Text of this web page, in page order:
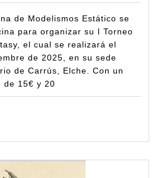
–
–
de Modelismos Estático se
para organizar su I Torneo
el cual se realizará el
de 2025, en su sede
de Carrús, Elche. Con un
de 15€ y 20